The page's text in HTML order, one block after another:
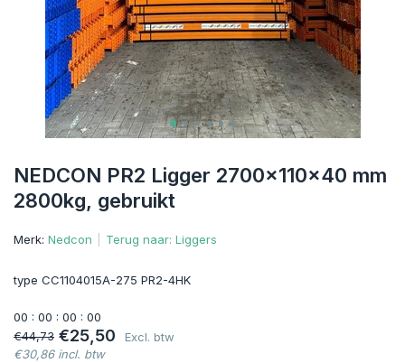
NEDCON PR2 Ligger 2700x110x40 mm
2800kg, gebruikt
Merk: Nedcon Terug naar: Liggers
type CC1104015A-275 PR2-4HK
00 : 00 : 00 : 00
€44,73 €25,50
Excl. btw
€30,86 incl. btw